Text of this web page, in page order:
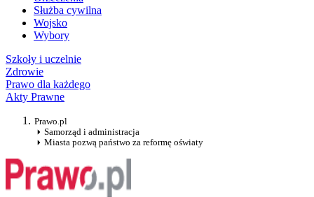
Służba cywilna
Wojsko
Wybory
Szkoły i uczelnie
Zdrowie
Prawo dla każdego
Akty Prawne
Prawo.pl
Samorząd i administracja
Miasta pozwą państwo za reformę oświaty